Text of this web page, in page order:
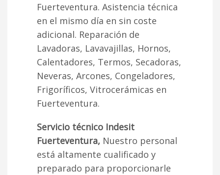
Fuerteventura. Asistencia técnica
en el mismo día en sin coste
adicional. Reparación de
Lavadoras, Lavavajillas, Hornos,
Calentadores, Termos, Secadoras,
Neveras, Arcones, Congeladores,
Frigoríficos, Vitrocerámicas en
Fuerteventura.
Servicio técnico Indesit
Fuerteventura, Nuestro personal
está altamente cualificado y
preparado para proporcionarle